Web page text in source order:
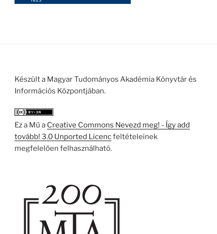
Készült a Magyar Tudományos Akadémia Könyvtár és
Információs Központjában.
Ez a Mű a Creative Commons Nevezd meg! - Így add
tovább! 3.0 Unported Licencfeltételeinek
megfelelően felhasználható.